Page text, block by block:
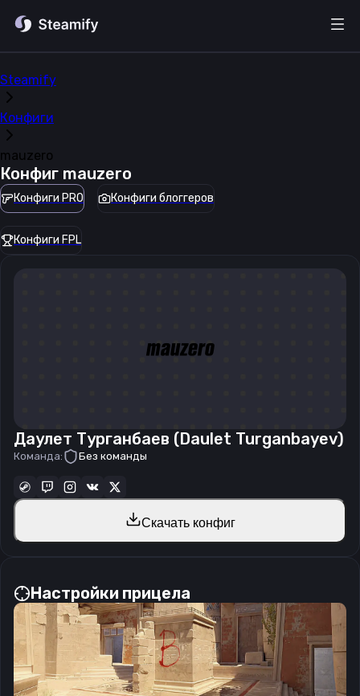
Steamify
Конфиги
mauzero
Конфиг mauzero
Конфиги PRO Конфиги блоггеров
Конфиги FPL
Даулет Турганбаев (Daulet Turganbayev)
Команда: Без команды
Скачать конфиг
Настройки прицела